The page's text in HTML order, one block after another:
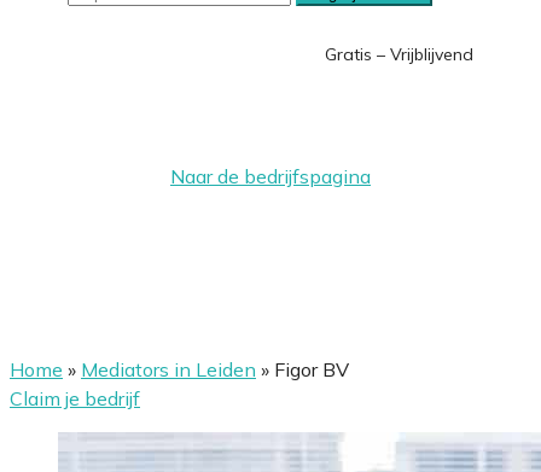
Gratis – Vrijblijvend
Naar de bedrijfspagina
Home » Mediators in Leiden » Figor BV
Claim je bedrijf